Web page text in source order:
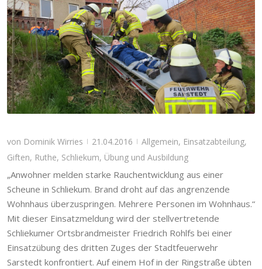
von Dominik Wirries | 21.04.2016 | Allgemein, Einsatzabteilung,
Giften, Ruthe, Schliekum, Übung und Ausbildung
„Anwohner melden starke Rauchentwicklung aus einer
Scheune in Schliekum. Brand droht auf das angrenzende
Wohnhaus überzuspringen. Mehrere Personen im Wohnhaus.“
Mit dieser Einsatzmeldung wird der stellvertretende
Schliekumer Ortsbrandmeister Friedrich Rohlfs bei einer
Einsatzübung des dritten Zuges der Stadtfeuerwehr
Sarstedt konfrontiert. Auf einem Hof in der Ringstraße übten